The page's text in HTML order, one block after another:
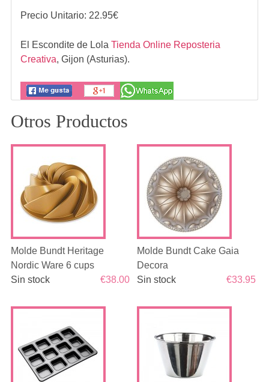
Precio Unitario: 22.95€
El Escondite de Lola Tienda Online Reposteria
Creativa, Gijon (Asturias).
Otros Productos
Molde Bundt Heritage
Nordic Ware 6 cups
€38.00
Sin stock
Molde Bundt Cake Gaia
Decora
€33.95
Sin stock